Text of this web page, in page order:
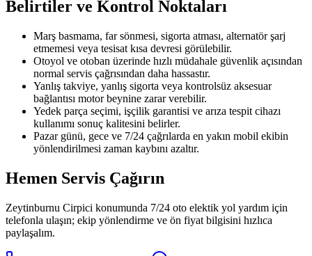
Belirtiler ve Kontrol Noktaları
Marş basmama, far sönmesi, sigorta atması, alternatör şarj
etmemesi veya tesisat kısa devresi görülebilir.
Otoyol ve otoban üzerinde hızlı müdahale güvenlik açısından
normal servis çağrısından daha hassastır.
Yanlış takviye, yanlış sigorta veya kontrolsüz aksesuar
bağlantısı motor beynine zarar verebilir.
Yedek parça seçimi, işçilik garantisi ve arıza tespit cihazı
kullanımı sonuç kalitesini belirler.
Pazar günü, gece ve 7/24 çağrılarda en yakın mobil ekibin
yönlendirilmesi zaman kaybını azaltır.
Hemen Servis Çağırın
Zeytinburnu Cirpici konumunda 7/24 oto elektik yol yardım için
telefonla ulaşın; ekip yönlendirme ve ön fiyat bilgisini hızlıca
paylaşalım.